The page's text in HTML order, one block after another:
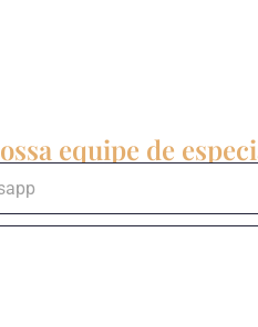
equipe de